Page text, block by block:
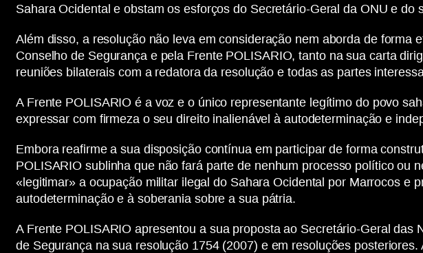
Sahara Ocidental e obstam os esforços do Secretário-Geral da ONU e do
Além disso, a resolução não leva em consideração nem aborda de
Conselho de Segurança e pela Frente POLISARIO, tanto na sua carta
reuniões bilaterais com a redatora da resolução e todas as partes
A Frente POLISARIO é a voz e o único representante legítimo do povo
expressar com firmeza o seu direito inalienável à autodeterminação e
Embora reafirme a sua disposição contínua em participar de forma
POLISARIO sublinha que não fará parte de nenhum processo político ou
«legitimar» a ocupação militar ilegal do Sahara Ocidental por Marrocos e
autodeterminação e à soberania sobre a sua pátria.
A Frente POLISARIO apresentou a sua proposta ao Secretário-Geral
de Segurança na sua resolução 1754 (2007) e em resoluções